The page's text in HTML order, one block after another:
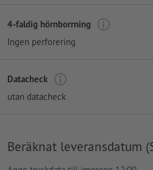
4-faldig hörnborrning
Ingen perforering
Datacheck
utan datacheck
Beräknat leveransdatum